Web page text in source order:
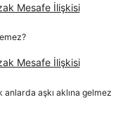
Mesafe İlişkisi
Mesafe İlişkisi
aşkı aklına gelmez